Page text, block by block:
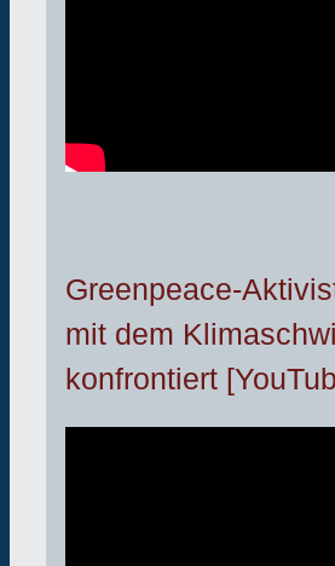
Greenpeace-
mit dem
konfrontiert